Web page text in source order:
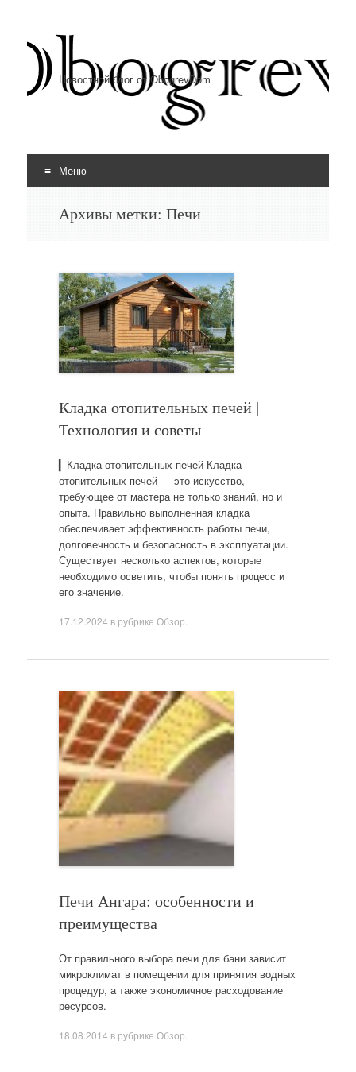
Новостной блог от ObogrevDom
Меню
Архивы метки: Печи
Кладка отопительных печей |
Технология и советы
▎Кладка отопительных печей Кладка
отопительных печей — это искусство,
требующее от мастера не только знаний, но и
опыта. Правильно выполненная кладка
обеспечивает эффективность работы печи,
долговечность и безопасность в эксплуатации.
Существует несколько аспектов, которые
необходимо осветить, чтобы понять процесс и
его значение.
17.12.2024 в рубрике Обзор
Печи Ангара: особенности и
преимущества
От правильного выбора печи для бани зависит
микроклимат в помещении для принятия водных
процедур, а также экономичное расходование
ресурсов.
18.08.2014 в рубрике Обзор